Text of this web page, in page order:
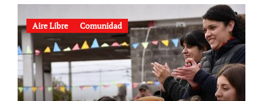
Aire Libre Comunidad